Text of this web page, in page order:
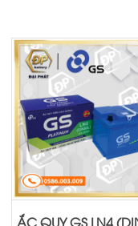
ẮC QUY GS LN4